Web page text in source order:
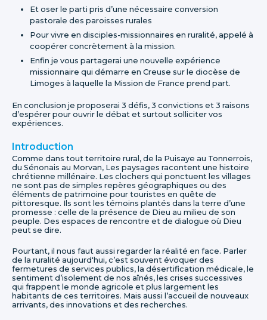
Et oser le parti pris d’une nécessaire conversion
pastorale des paroisses rurales
Pour vivre en disciples-missionnaires en ruralité, appelé à
coopérer concrètement à la mission.
Enfin je vous partagerai une nouvelle expérience
missionnaire qui démarre en Creuse sur le diocèse de
Limoges à laquelle la Mission de France prend part.
En conclusion je proposerai 3 défis, 3 convictions et 3 raisons
d’espérer pour ouvrir le débat et surtout solliciter vos
expériences.
Introduction
Comme dans tout territoire rural, de la Puisaye au Tonnerrois,
du Sénonais au Morvan, Les paysages racontent une histoire
chrétienne millénaire. Les clochers qui ponctuent les villages
ne sont pas de simples repères géographiques ou des
éléments de patrimoine pour touristes en quête de
pittoresque. Ils sont les témoins plantés dans la terre d’une
promesse : celle de la présence de Dieu au milieu de son
peuple. Des espaces de rencontre et de dialogue où Dieu
peut se dire.
Pourtant, il nous faut aussi regarder la réalité en face. Parler
de la ruralité aujourd'hui, c’est souvent évoquer des
fermetures de services publics, la désertification médicale, le
sentiment d’isolement de nos aînés, les crises successives
qui frappent le monde agricole et plus largement les
habitants de ces territoires. Mais aussi l’accueil de nouveaux
arrivants, des innovations et des recherches.